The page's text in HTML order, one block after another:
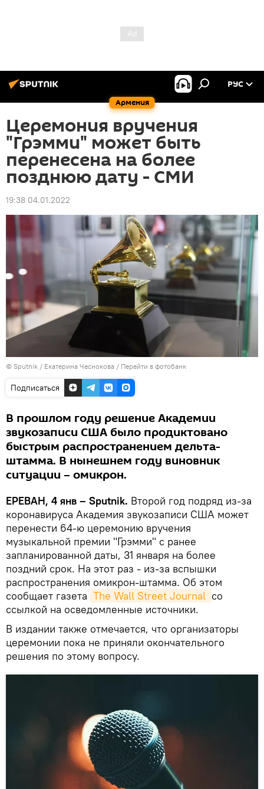
Армения
РУС
Церемония вручения
"Грэмми" может быть
перенесена на более
позднюю дату - СМИ
19:38 04.01.2022
© Sputnik / Екатерина Чеснокова / Перейти в фотобанк
Подписаться
В прошлом году решение Академии
звукозаписи США было продиктовано
быстрым распространением дельта-
штамма. В нынешнем году виновник
ситуации – омикрон.
ЕРЕВАН, 4 янв – Sputnik. Второй год подряд из-за
коронавируса Академия звукозаписи США может
перенести 64-ю церемонию вручения
музыкальной премии "Грэмми" с ранее
запланированной даты, 31 января на более
поздний срок. На этот раз - из-за вспышки
распространения омикрон-штамма. Об этом
сообщает газета The Wall Street Journal со
ссылкой на осведомленные источники.
В издании также отмечается, что организаторы
церемонии пока не приняли окончательного
решения по этому вопросу.